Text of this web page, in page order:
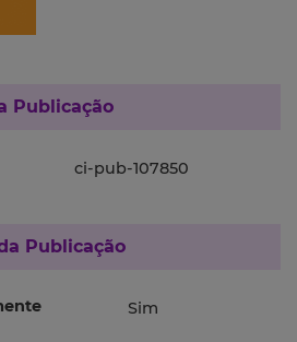
Publicação
ci-pub-107850
Publicação
Sim